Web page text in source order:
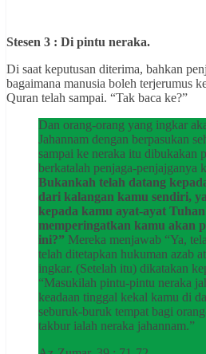
Stesen 3 : Di pintu neraka.
Di saat keputusan diterima, bahkan
bagaimana manusia boleh terjerumus
Quran telah sampai. “Tak baca ke?”
Dan orang-orang yang ingkar
Jahannam dengan berpasukan
sampai ke neraka itu dibukakan
berkatalah penjaga-penjajganya
Bukankah telah datang
dari kalangan kamu sendiri,
kepada kamu ayat-ayat
memperingatkan kamu akan
ini?” Mereka menjawab “Ya,
telah ditetapkan hukuman azab
ingkar. (Setelah itu) dikatakan
“Masukilah pintu-pintu neraka
keadaan tinggal kekal kamu di
seburuk-buruk tempat bagi
takbur ialah neraka jahannam.”